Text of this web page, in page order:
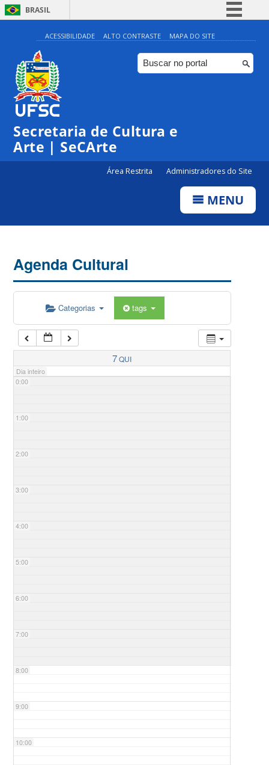
BRASIL
Simplifique!
Comunica BR
Participe
ACESSIBILIDADE ALTO CONTRASTE MAPA DO SITE
Secretaria de Cultura e
Arte | SeCArte
Área Restrita Administradores do Site
MENU
Agenda Cultural
Categorias tags
7QUI
Dia inteiro
0:00
1:00
2:00
3:00
4:00
5:00
6:00
7:00
8:00
9:00
10:00